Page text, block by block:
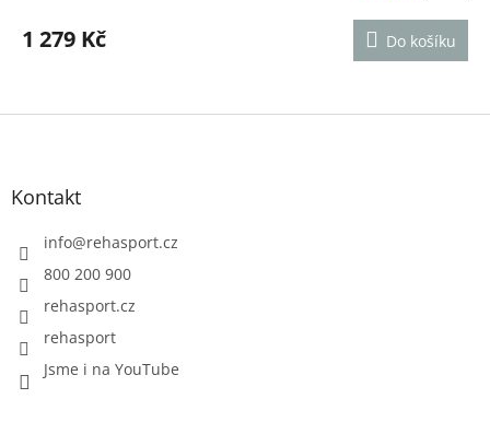
produktu
je
5
1 279 Kč Do košíku
Z
Kontakt
info@rehasport.cz
800 200 900
rehasport.cz
rehasport
Jsme i na YouTube